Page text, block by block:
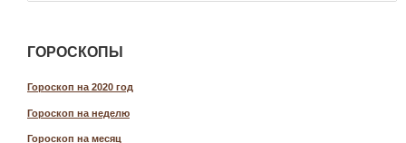
ГОРОСКОПЫ
Гороскоп на 2020 год
Гороскоп на неделю
Гороскоп на месяц